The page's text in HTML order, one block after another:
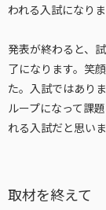
われる入試になりま
発表が終わると、
了になります。笑
た。入試ではあり
ループになって課
れる入試だと思いま
取材を終えて